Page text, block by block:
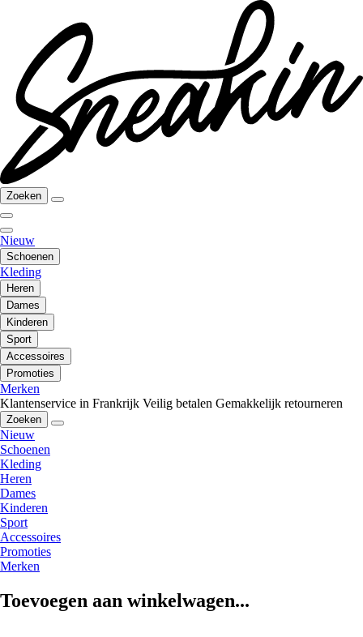
Zoeken
Nieuw
Schoenen
Kleding
Heren
Dames
Kinderen
Sport
Accessoires
Promoties
Merken
Klantenservice in Frankrijk Veilig betalen Gemakkelijk retourneren
Zoeken
Nieuw
Schoenen
Kleding
Heren
Dames
Kinderen
Sport
Accessoires
Promoties
Merken
Toevoegen aan winkelwagen...